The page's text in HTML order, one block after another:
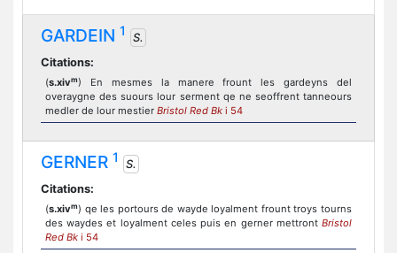
GARDEIN 1
S.
Citations:
(s.xivm) En mesmes la manere frount les gardeyns del
overaygne des suours lour serment qe ne seoffrent tanneours
medler de lour mestier Bristol Red Bk i 54
GERNER 1
S.
Citations:
(s.xivm) qe les portours de wayde loyalment frount troys tourns
des waydes et loyalment celes puis en gerner mettront Bristol
Red Bk i 54